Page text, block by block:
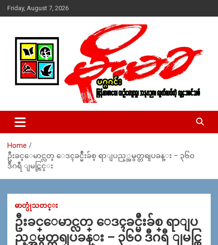
Skip
to
Friday, August 7, 2026
MoeMaKa Burmese News &
Media
ယ္ေရး – အမွတ္ ၂၅၄၊ ပထပ္၊ လမ္း ၄၀၊ ေက်ာက္တံတား၊ ရန္ကုန္။
(ဖုုံး – ၀၉ ၂၅၂ ၂၄၉ ၀၉၄ ၊ ၀၉ ၄၂၁ ၇၄၃ ၇၅၃ ၊ ၀၉ ၅၀၄ ၁၀ ၅၈) ျ
ဇာေစ်းသစ္ ။ ၀၉ ၇၈၆၈၃၇ ၃၀၅ / ၀၉ ၉၆၃၆၉၉၈၃၄
Home
ဦးခင္ေမာင္လတ္ ေဒၚခင္မ်ဴိးခ်စ္ ရာျပည့္အမွတ္တရျပခန္း – ၃၆၀
ဒီဂရီ ျမင္ကြင္း
ဓာတ္ပုံသတင္း
ဦးခင္ေမာင္လတ္ ေဒၚခင္မ်ဴိးခ်စ္ ရာျပ
ည့္အမွတ္တရျပခန္း – ၃၆၀ ဒီဂရီ ျမင္ကြ